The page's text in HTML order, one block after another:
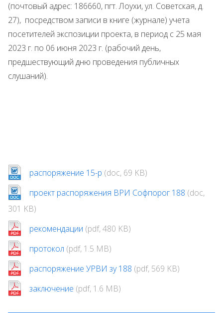
(почтовый адрес: 186660, пгт. Лоухи, ул. Советская, д.
27), посредством записи в книге (журнале) учета
посетителей экспозиции проекта, в период с 25 мая
2023 г. по 06 июня 2023 г. (рабочий день,
предшествующий дню проведения публичных
слушаний).
распоряжение 15-р (doc, 69 KB)
проект распоряжения ВРИ Софпорог 188 (doc,
301 KB)
рекомендации (pdf, 480 KB)
протокол (pdf, 1.5 MB)
распоряжение УРВИ зу 188 (pdf, 569 KB)
заключение (pdf, 1.6 MB)